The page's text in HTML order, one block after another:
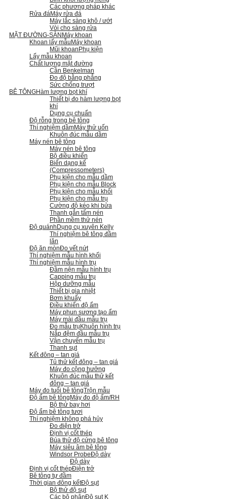
Các phương pháp khác
Rửa đáMáy rửa đá
Máy lắc sàng khô / ướt
Vòi cho sàng rửa
MẶT ĐƯỜNG-SÀN Máy khoan
Khoan lấy mẫu Máy khoan
Mũi khoan Phụ kiện
Lấy mẫu khoan
Chất lượng mặt đường
Cần Benkelman
Đo độ bằng phẳng
Sức chống trượt
BÊ TÔNGHàm lượng bọt khí
Thiết bị đo hàm lượng bọt
khí
Dụng cụ chuẩn
Độ rỗng trong bê tông
Thí nghiệm dầmMáy thử uốn
Khuôn đúc mẫu dầm
Máy nén bê tông
Máy nén bê tông
Bộ điều khiển
Biến dạng kế
(Compressometers)
Phụ kiện cho mẫu dầm
Phụ kiện cho mẫu Block
Phụ kiện cho mẫu khối
Phụ kiện cho mẫu trụ
Cường độ kéo khi bửa
Thanh gắn tấm nén
Phần mềm thử nén
Độ quánh Dụng cụ xuyên Kelly
Thí nghiệm bê tông đầm
lăn
Độ ăn mònĐo vết nứt
Thí nghiệm mẫu hình khối
Thí nghiệm mẫu hình trụ
Đầm nện mẫu hình trụ
Capping mẫu trụ
Hộp dưỡng mẫu
Thiết bị gia nhiệt
Bơm khuấy
Điều khiển độ ẩm
Máy phun sương tạo ẩm
Máy mài đầu mẫu trụ
Đo mẫu trụ Khuôn hình trụ
Nắp đệm đầu mẫu trụ
Vận chuyển mẫu trụ
Thanh sụt
Kết đông – tan giá
Tủ thử kết đông – tan giá
Máy đo cộng hưởng
Khuôn đúc mẫu thử kết
đông – tan giá
Máy đo tuổi bê tôngTrộn mẫu
Độ ẩm bê tông Máy đo độ ẩm/RH
Bộ thử bay hơi
Độ ẩm bê tông tươi
Thí nghiệm không phá hủy
Đo điện trở
Định vị cốt thép
Búa thử độ cứng bê tông
Máy siêu âm bê tông
Windsor ProbeĐộ dày
Độ dày
Định vị cốt thépĐiện trở
Bê tông tự đầm
Thời gian đông kếtĐộ sụt
Bộ thử độ sụt
Các bộ phậnĐộ sụt K